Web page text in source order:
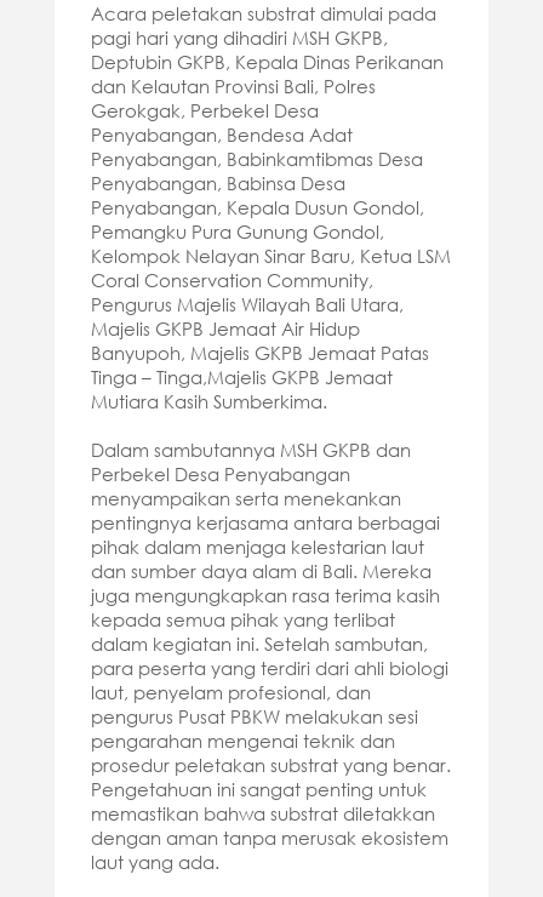
Acara peletakan substrat dimulai pada
pagi hari yang dihadiri MSH GKPB,
Deptubin GKPB, Kepala Dinas Perikanan
dan Kelautan Provinsi Bali, Polres
Gerokgak, Perbekel Desa
Penyabangan, Bendesa Adat
Penyabangan, Babinkamtibmas Desa
Penyabangan, Babinsa Desa
Penyabangan, Kepala Dusun Gondol,
Pemangku Pura Gunung Gondol,
Kelompok Nelayan Sinar Baru, Ketua LSM
Coral Conservation Community,
Pengurus Majelis Wilayah Bali Utara,
Majelis GKPB Jemaat Air Hidup
Banyupoh, Majelis GKPB Jemaat Patas
Tinga – Tinga,Majelis GKPB Jemaat
Mutiara Kasih Sumberkima.
Dalam sambutannya MSH GKPB dan
Perbekel Desa Penyabangan
menyampaikan serta menekankan
pentingnya kerjasama antara berbagai
pihak dalam menjaga kelestarian laut
dan sumber daya alam di Bali. Mereka
juga mengungkapkan rasa terima kasih
kepada semua pihak yang terlibat
dalam kegiatan ini. Setelah sambutan,
para peserta yang terdiri dari ahli biologi
laut, penyelam profesional, dan
pengurus Pusat PBKW melakukan sesi
pengarahan mengenai teknik dan
prosedur peletakan substrat yang benar.
Pengetahuan ini sangat penting untuk
memastikan bahwa substrat diletakkan
dengan aman tanpa merusak ekosistem
laut yang ada.